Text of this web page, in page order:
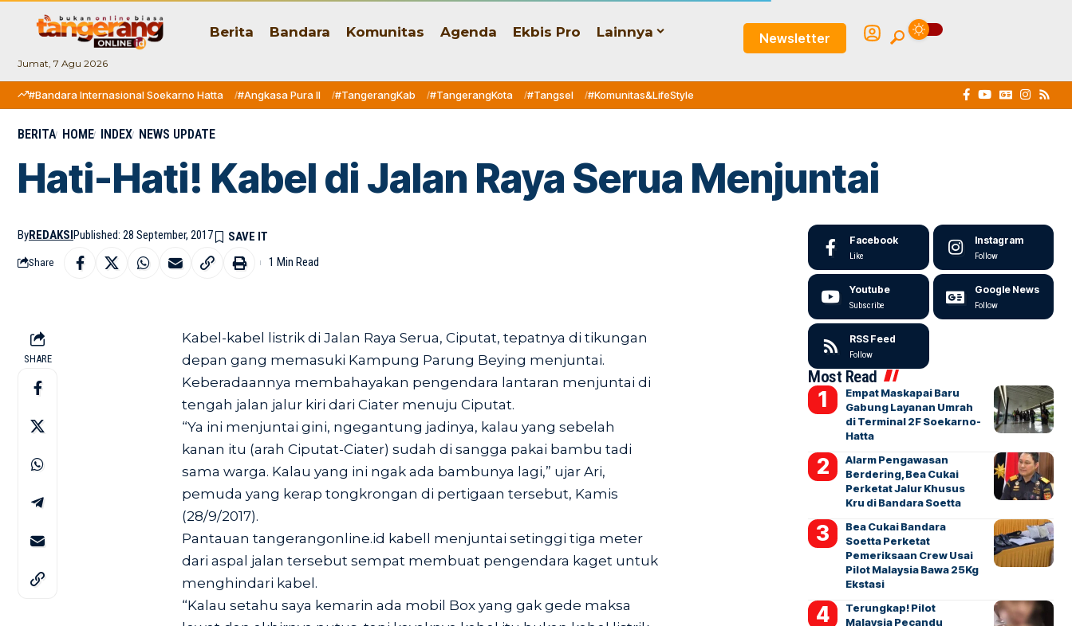
Jumat, 7 Agu 2026
Berita Bandara Komunitas Agenda Ekbis Pro Lainnya Newsletter
#Bandara Internasional Soekarno Hatta #Angkasa Pura II #TangerangKab #TangerangKota #Tangsel #Komunitas&LifeStyle
BERITA HOME INDEX NEWS UPDATE
Hati-Hati! Kabel di Jalan Raya Serua Menjuntai
ByREDAKSIPublished: 28 September, 2017
Share 1 Min Read
SHARE
Kabel-kabel listrik di Jalan Raya Serua, Ciputat, tepatnya di tikungan
depan gang memasuki Kampung Parung Beying menjuntai.
Keberadaannya membahayakan pengendara lantaran menjuntai di
tengah jalan jalur kiri dari Ciater menuju Ciputat.
“Ya ini menjuntai gini, ngegantung jadinya, kalau yang sebelah
kanan itu (arah Ciputat-Ciater) sudah di sangga pakai bambu tadi
sama warga. Kalau yang ini ngak ada bambunya lagi,” ujar Ari,
pemuda yang kerap tongkrongan di pertigaan tersebut, Kamis
(28/9/2017).
Pantauan tangerangonline.id kabell menjuntai setinggi tiga meter
dari aspal jalan tersebut sempat membuat pengendara kaget untuk
menghindari kabel.
“Kalau setahu saya kemarin ada mobil Box yang gak gede maksa
Facebook
Like
Instagram
Follow
Youtube
Subscribe
Google News
Follow
RSS Feed
Follow
Most Read
Empat Maskapai Baru
Gabung Layanan Umrah
di Terminal 2F Soekarno-
Hatta
Alarm Pengawasan
Berdering, Bea Cukai
Perketat Jalur Khusus
Kru di Bandara Soetta
Bea Cukai Bandara
Soetta Perketat
Pemeriksaan Crew Usai
Pilot Malaysia Bawa 25Kg
Ekstasi
Terungkap! Pilot
Malaysia Pecandu